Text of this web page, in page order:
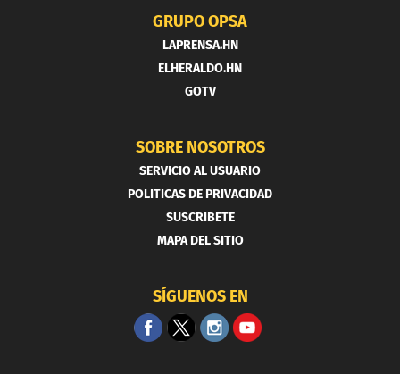
GRUPO OPSA
LAPRENSA.HN
ELHERALDO.HN
GOTV
SOBRE NOSOTROS
SERVICIO AL USUARIO
POLITICAS DE PRIVACIDAD
SUSCRIBETE
MAPA DEL SITIO
SÍGUENOS EN